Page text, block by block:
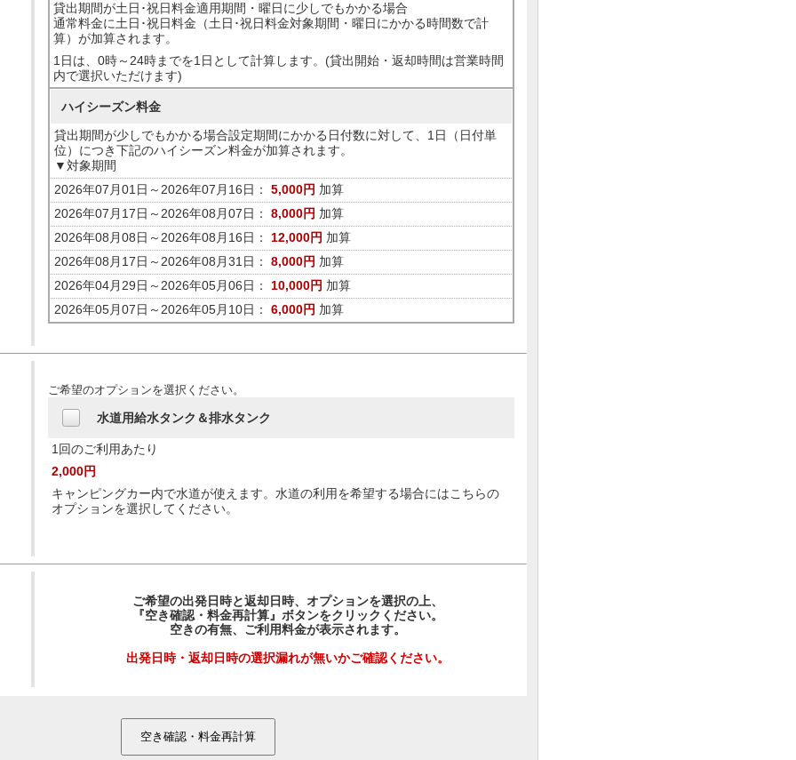
貸出期間が土日･祝日料金適用期間・曜日に少しでもかかる場合
通常料金に土日･祝日料金（土日･祝日料金対象期間・曜日にかかる時間数で計
算）が加算されます。
1日は、0時～24時までを1日として計算します。(貸出開始・返却時間は営業時間
内で選択いただけます)
ハイシーズン料金
貸出期間が少しでもかかる場合設定期間にかかる日付数に対して、1日（日付単
位）につき下記のハイシーズン料金が加算されます。
▼対象期間
2026年07月01日～2026年07月16日： 5,000円 加算
2026年07月17日～2026年08月07日： 8,000円 加算
2026年08月08日～2026年08月16日： 12,000円 加算
2026年08月17日～2026年08月31日： 8,000円 加算
2026年04月29日～2026年05月06日： 10,000円 加算
2026年05月07日～2026年05月10日： 6,000円 加算
ご希望のオプションを選択ください。
水道用給水タンク＆排水タンク
1回のご利用あたり
2,000円
キャンピングカー内で水道が使えます。水道の利用を希望する場合にはこちらの
オプションを選択してください。
ご希望の出発日時と返却日時、オプションを選択の上、
『空き確認・料金再計算』ボタンをクリックください。
空きの有無、ご利用料金が表示されます。
出発日時・返却日時の選択漏れが無いかご確認ください。